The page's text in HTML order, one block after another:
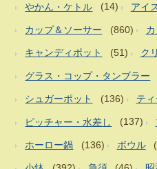
やかん・ケトル (14) アイ
カップ＆ソーサー (860)
キャンディポット (51) ク
グラス・コップ・タンブラー
シュガーポット (136) テ
ピッチャー・水差し (137)
ホーロー鍋 (136) ボウル